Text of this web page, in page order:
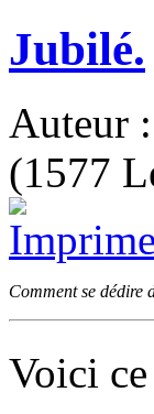
Jubilé.
Auteur
(1577
Comment se dédire
Voici